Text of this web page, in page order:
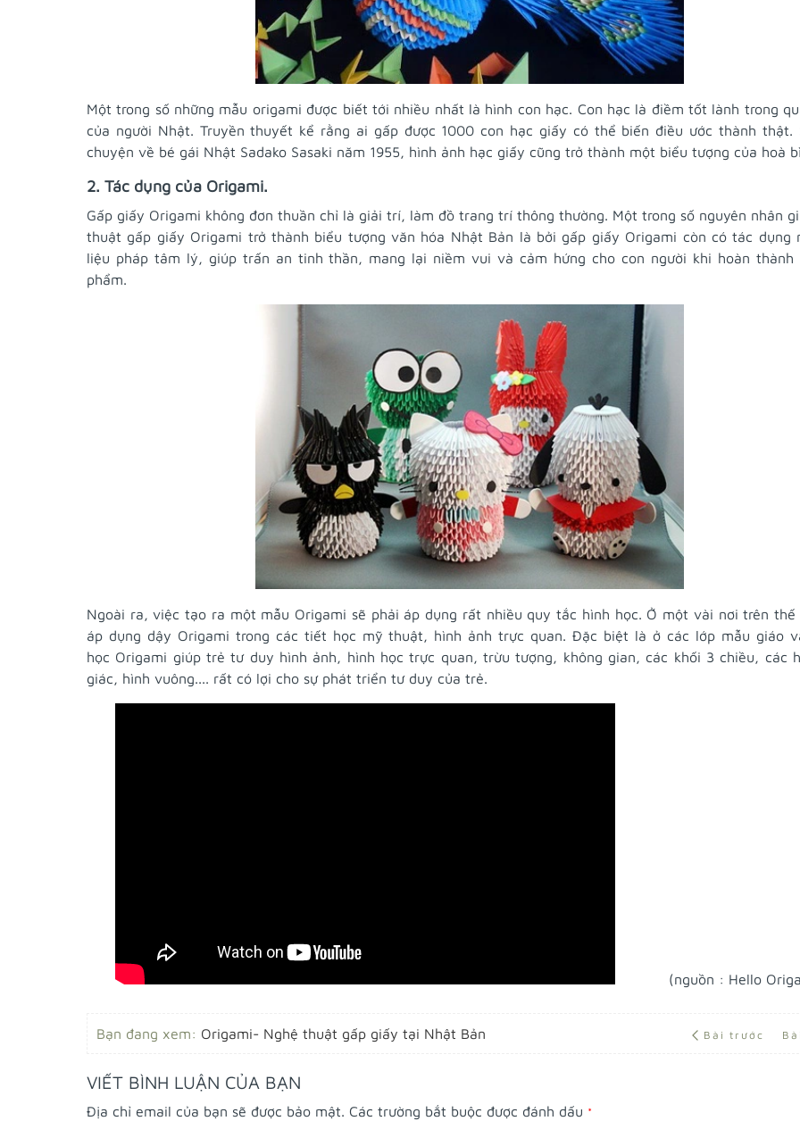
Một trong số những mẫu origami được biết tới nhiều nhất là hình con hạc. Con hạc là điềm tốt lành trong
của người Nhật. Truyền thuyết kể rằng ai gấp được 1000 con hạc giấy có thể biến điều ước thành thật.
chuyện về bé gái Nhật Sadako Sasaki năm 1955, hình ảnh hạc giấy cũng trở thành một biểu tượng của hoà
2. Tác dụng của Origami.
Gấp giấy Origami không đơn thuần chỉ là giải trí, làm đồ trang trí thông thường. Một trong số nguyên nhân
thuật gấp giấy Origami trở thành biểu tượng văn hóa Nhật Bản là bởi gấp giấy Origami còn có tác dụng
liệu pháp tâm lý, giúp trấn an tinh thần, mang lại niềm vui và cảm hứng cho con người khi hoàn thành
phẩm.
Ngoài ra, việc tạo ra một mẫu Origami sẽ phải áp dụng rất nhiều quy tắc hình học. Ở một vài nơi trên thế
áp dụng dậy Origami trong các tiết học mỹ thuật, hình ảnh trực quan. Đặc biệt là ở các lớp mẫu giáo
học Origami giúp trẻ tư duy hình ảnh, hình học trực quan, trừu tượng, không gian, các khối 3 chiều, các
giác, hình vuông.... rất có lợi cho sự phát triển tư duy của trẻ.
(nguồn : Hello
Bạn đang xem: Origami- Nghệ thuật gấp giấy tại Nhật Bản Bài trước
VIẾT BÌNH LUẬN CỦA BẠN
Địa chỉ email của bạn sẽ được bảo mật. Các trường bắt buộc được đánh dấu *